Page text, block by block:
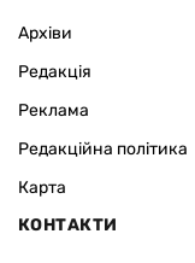
Архіви
Редакція
Реклама
Редакційна політика
Карта
КОНТАКТИ